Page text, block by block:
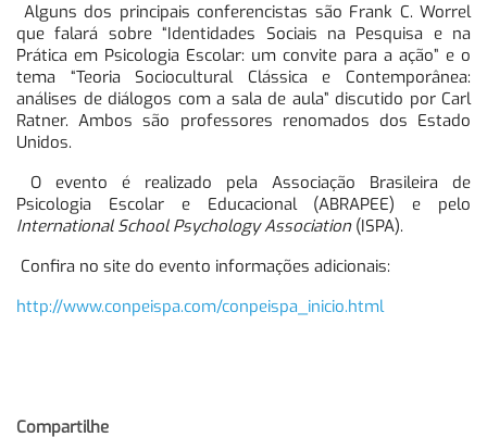
Alguns dos principais conferencistas são Frank C. Worrel
que falará sobre “Identidades Sociais na Pesquisa e na
Prática em Psicologia Escolar: um convite para a ação” e o
tema “Teoria Sociocultural Clássica e Contemporânea:
análises de diálogos com a sala de aula” discutido por Carl
Ratner. Ambos são professores renomados dos Estado
Unidos.
O evento é realizado pela Associação Brasileira de
Psicologia Escolar e Educacional (ABRAPEE) e pelo
International School Psychology Association(ISPA).
Confira no site do evento informações adicionais:
http://www.conpeispa.com/conpeispa_inicio.html
Compartilhe